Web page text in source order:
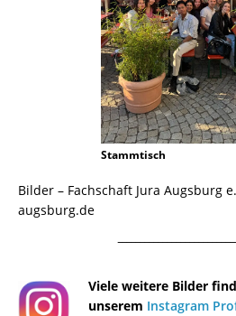
Stammtisch
Bilder – Fachschaft Jura Augsburg
augsburg.de
Viele weitere Bilder
unserem Instagram